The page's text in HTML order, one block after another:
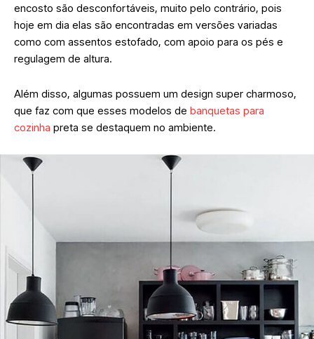
encosto são desconfortáveis, muito pelo contrário, pois
hoje em dia elas são encontradas em versões variadas
como com assentos estofado, com apoio para os pés e
regulagem de altura.
Além disso, algumas possuem um design super charmoso,
que faz com que esses modelos de banquetas para
cozinha preta se destaquem no ambiente.